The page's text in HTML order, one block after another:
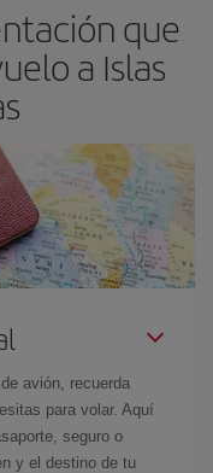
que
a Islas
avión, recuerda
para volar. Aquí
seguro o
y el destino de tu